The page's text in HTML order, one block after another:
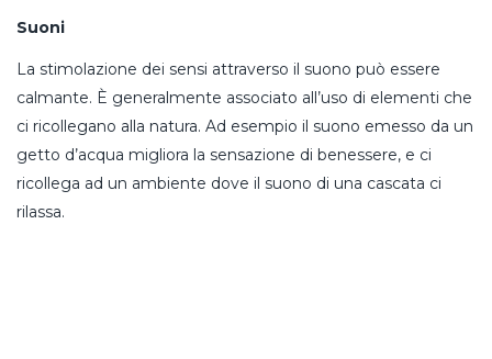
Suoni
La stimolazione dei sensi attraverso il suono può essere
calmante. È generalmente associato all’uso di elementi che
ci ricollegano alla natura. Ad esempio il suono emesso da un
getto d’acqua migliora la sensazione di benessere, e ci
ricollega ad un ambiente dove il suono di una cascata ci
rilassa.